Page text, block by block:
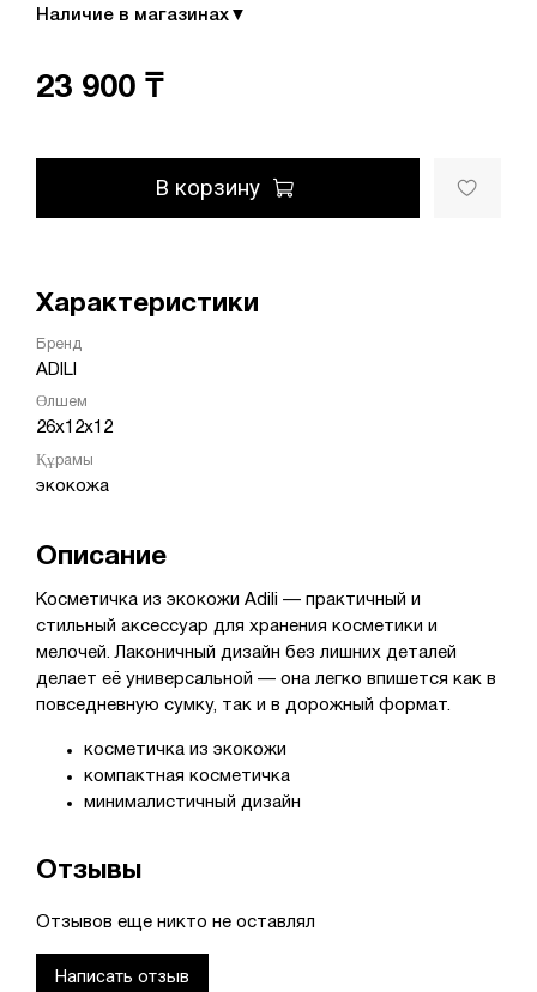
Наличие в магазинах ▼
23 900 ₸
В корзину
Характеристики
Бренд
ADILI
Өлшем
26х12х12
Құрамы
экокожа
Описание
Косметичка из экокожи Adili — практичный и
стильный аксессуар для хранения косметики и
мелочей. Лаконичный дизайн без лишних деталей
делает её универсальной — она легко впишется как в
повседневную сумку, так и в дорожный формат.
косметичка из экокожи
компактная косметичка
минималистичный дизайн
Отзывы
Отзывов еще никто не оставлял
Написать отзыв